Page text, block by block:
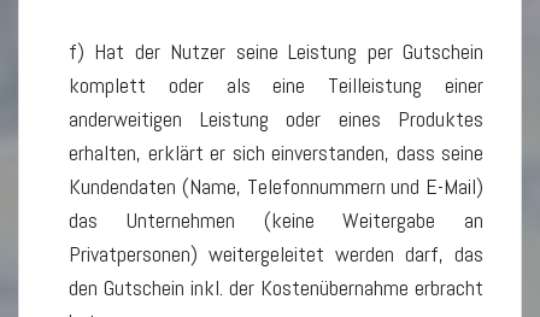
f) Hat der Nutzer seine Leistung per Gutschein
komplett oder als eine Teilleistung einer
anderweitigen Leistung oder eines Produktes
erhalten, erklärt er sich einverstanden, dass seine
Kundendaten (Name, Telefonnummern und E-Mail)
das Unternehmen (keine Weitergabe an
Privatpersonen) weitergeleitet werden darf, das
den Gutschein inkl. der Kostenübernahme erbracht